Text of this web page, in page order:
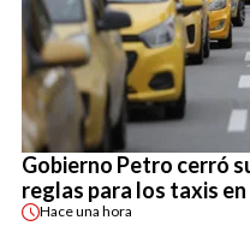
Gobierno Petro cerró
reglas para los taxis
Haceuna hora